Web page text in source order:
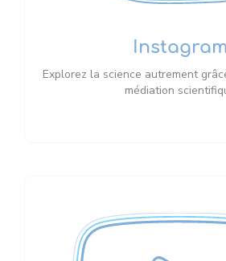
Instagram
Explorez la science autrement
médiation